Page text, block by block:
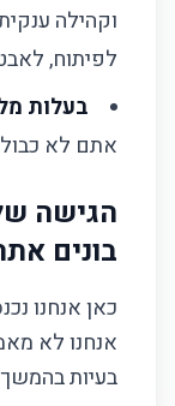
אתר קטלוג
חנות אונליין
מוכנים
השירותים
וקהילה
לפיתוח,
בעלות
אתם לא
בונים
כאן אנחנו
אנחנו לא
בעיות